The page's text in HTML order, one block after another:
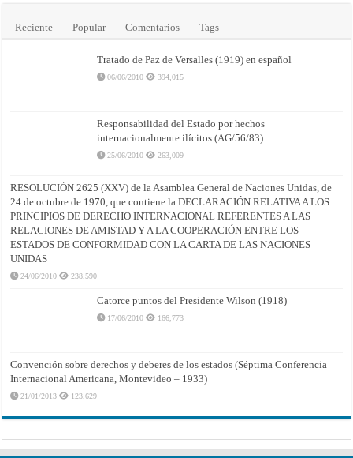
Reciente Popular Comentarios Tags
Tratado de Paz de Versalles (1919) en español
06/06/2010 394,015
Responsabilidad del Estado por hechos
internacionalmente ilícitos (AG/56/83)
25/06/2010 263,009
RESOLUCIÓN 2625 (XXV) de la Asamblea General de Naciones Unidas, de
24 de octubre de 1970, que contiene la DECLARACIÓN RELATIVA A LOS
PRINCIPIOS DE DERECHO INTERNACIONAL REFERENTES A LAS
RELACIONES DE AMISTAD Y A LA COOPERACIÓN ENTRE LOS
ESTADOS DE CONFORMIDAD CON LA CARTA DE LAS NACIONES
UNIDAS
24/06/2010 238,590
Catorce puntos del Presidente Wilson (1918)
17/06/2010 166,773
Convención sobre derechos y deberes de los estados (Séptima Conferencia
Internacional Americana, Montevideo – 1933)
21/01/2013 123,629